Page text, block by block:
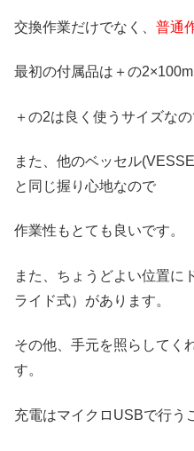
交換作業だけでなく、 普通
最初の付属品は＋の
＋の2は良く使うサイズな
また、他のベッセル
と同じ握り心地なので
作業性もとても良いです。
また、ちょうどよい位置に
ライド式）があります。
その他、手元を照らしてく
す。
充電はマイクロUSBで行う